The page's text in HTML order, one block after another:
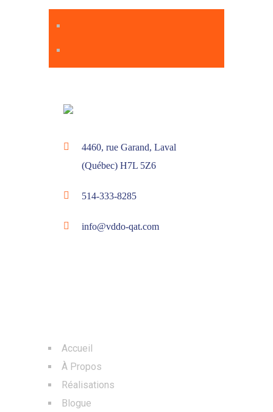
4460, rue Garand, Laval
(Québec) H7L 5Z6
514-333-8285
info@vddo-qat.com
Accueil
À Propos
Réalisations
Blogue